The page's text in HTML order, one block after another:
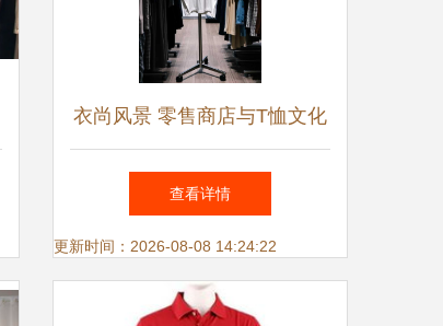
衣尚风景 零售商店与T恤文化
的景观观察
查看详情
更新时间：2026-08-08 14:24:22